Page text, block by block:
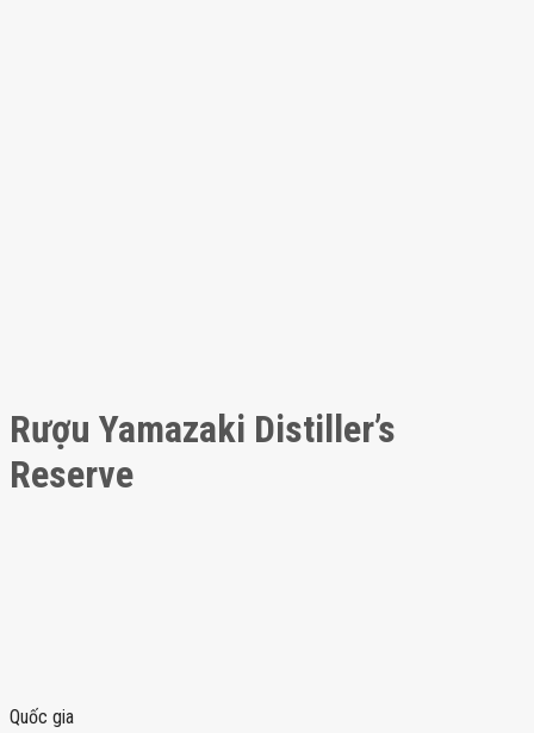
Rượu Yamazaki Distiller’s
Reserve
Quốc gia